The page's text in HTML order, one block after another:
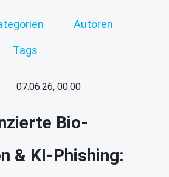
Autoren
Tags
07.06.26, 00:00
Bio-
& KI-Phishing: